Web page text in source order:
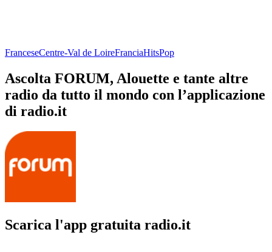
FranceseCentre-Val de LoireFranciaHitsPop
Ascolta FORUM, Alouette e tante altre
radio da tutto il mondo con l’applicazione
di radio.it
Scarica l'app gratuita radio.it